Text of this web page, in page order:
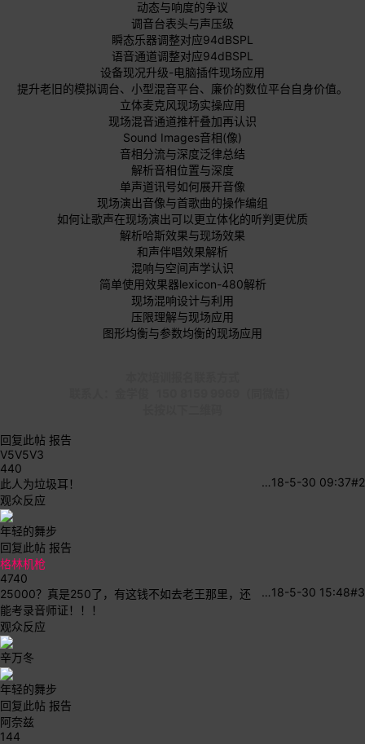
动态与响度的争议
调音台表头与声压级
瞬态乐器调整对应94dBSPL
语音通道调整对应94dBSPL
设备现况升级-电脑插件现场应用
提升老旧的模拟调台、小型混音平台、廉价的数位平台自身价值。
立体麦克风现场实操应用
现场混音通道推杆叠加再认识
Sound Images音相(像)
音相分流与深度泛律总结
解析音相位置与深度
单声道讯号如何展开音像
现场演出音像与首歌曲的操作编组
如何让歌声在现场演出可以更立体化的听判更优质
解析哈斯效果与现场效果
和声伴唱效果解析
混响与空间声学认识
简单使用效果器lexicon-480解析
现场混响设计与利用
压限理解与现场应用
图形均衡与参数均衡的现场应用
回复此帖 报告
V5V5V3
440
#2
18-5-30 09:37
…
此人为垃圾耳！
观众反应
年轻的舞步
回复此帖 报告
格林机枪
4740
#3
18-5-30 15:48
…
25000？真是250了，有这钱不如去老王那里，还
能考录音师证！！！
观众反应
辛万冬
年轻的舞步
回复此帖 报告
阿奈兹
144